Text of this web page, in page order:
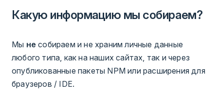
Какую информацию мы собираем?
Мы не собираем и не храним личные данные
любого типа, как на наших сайтах, так и через
опубликованные пакеты NPM или расширения для
браузеров / IDE.